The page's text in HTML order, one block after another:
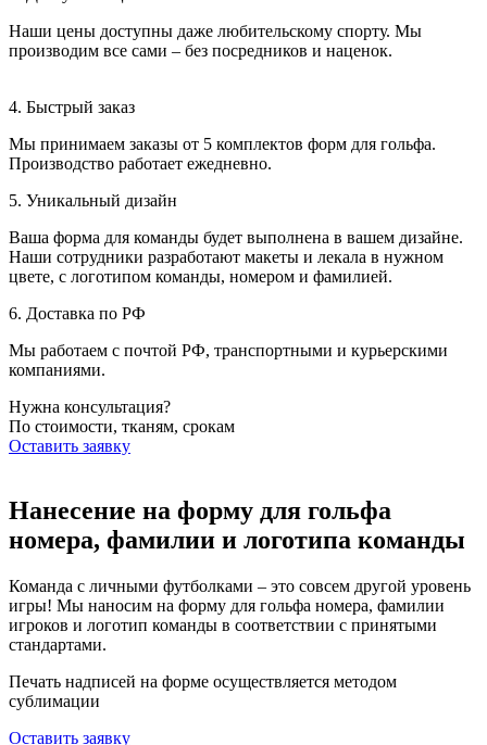
Наши цены доступны даже любительскому спорту. Мы
производим все сами – без посредников и наценок.
4. Быстрый заказ
Мы принимаем заказы от 5 комплектов форм для гольфа.
Производство работает ежедневно.
5. Уникальный дизайн
Ваша форма для команды будет выполнена в вашем дизайне.
Наши сотрудники разработают макеты и лекала в нужном
цвете, с логотипом команды, номером и фамилией.
6. Доставка по РФ
Мы работаем с почтой РФ, транспортными и курьерскими
компаниями.
Нужна консультация?
По стоимости, тканям, срокам
Оставить заявку
Нанесение на форму для гольфа
номера, фамилии и логотипа команды
Команда с личными футболками – это совсем другой уровень
игры! Мы наносим на форму для гольфа номера, фамилии
игроков и логотип команды в соответствии с принятыми
стандартами.
Печать надписей на форме осуществляется методом
сублимации
Оставить заявку